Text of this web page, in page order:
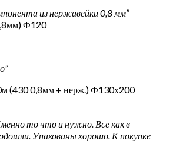
из нержавейки 0,8 мм”
Ф120
(430 0,8мм + нерж.) Ф130х200
то что и нужно. Все как в
Упакованы хорошо. К покупке